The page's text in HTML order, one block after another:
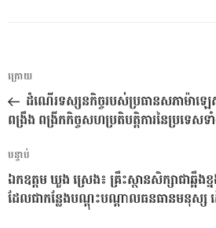
ការ​
នាំទិស​
ប្រកាស
អត្ថបទ
មុន
ក្រោយ
ដំណើរទស្សនកិច្ចរបស់ប្រធានសភាម៉ាឡេស៊ី
ពង្រឹង ពង្រីកកិច្ចសហប្រតិបត្តិការនៃប្រទេសទ
អត្ថបទ
បន្ទាប់
បន្ទាប់
ឯកឧត្តម ឃួង ស្រេង៖ គ្រឹះស្ថានសិក្សាជាឆ្អឹង
ដែលជាកន្លែងបណ្តុះបណ្តាលធនធានមនុស្ស